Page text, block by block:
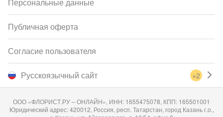
Русскоязычный сайт +2
Публичная оферта
Согласие пользователя
ООО «ФЛОРИСТ.РУ – ОНЛАЙН», ИНН: 1655475078, КПП: 165501001
Юридический адрес: 420012, Россия, респ. Татарстан, город Казань г.о.,